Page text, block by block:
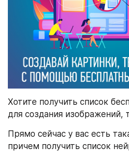
Хотите получить список
для создания изображений,
Прямо сейчас у вас есть
причем получить список